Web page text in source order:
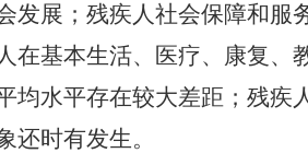
发展；残疾人社会保障和
在基本生活、医疗、康复
均水平存在较大差距；残疾
还时有发生。